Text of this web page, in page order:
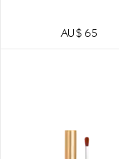
AU$ 65